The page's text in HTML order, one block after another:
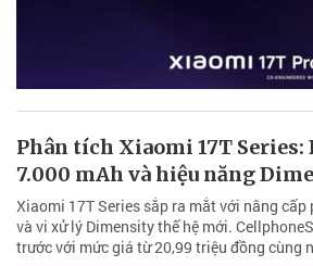
Phân tích Xiaomi 17T Series:
7.000 mAh và hiệu năng
Xiaomi 17T Series sắp ra mắt với nâng
và vi xử lý Dimensity thế hệ mới.
trước với mức giá từ 20,99 triệu đồng cùng